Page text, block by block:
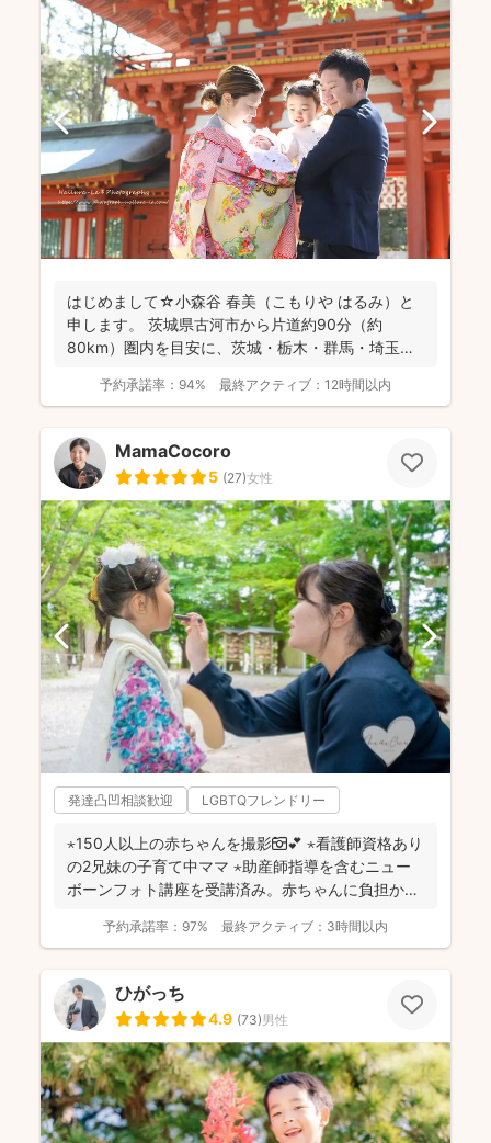
はじめまして☆小森谷 春美（こもりや はるみ）と
申します。 茨城県古河市から片道約90分（約
80km）圏内を目安に、茨城・栃木・群馬・埼玉
予約承諾率： 94% 最終アクティブ： 12時間以内
MamaCocoro
5 (27)女性
発達凸凹相談歓迎 LGBTQフレンドリー
⋆150人以上の赤ちゃんを撮影📷💕 ⋆看護師資格あり
の2兄妹の子育て中ママ ⋆助産師指導を含むニュー
ボーンフォト講座を受講済み。赤ちゃんに負担かけ
予約承諾率： 97% 最終アクティブ： 3時間以内
ひがっち
4.9 (73)男性